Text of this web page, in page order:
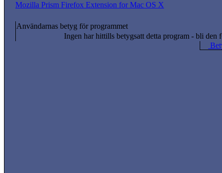
Mozilla Prism Firefox Extension for Mac OS X
Användarnas betyg för programmet
Ingen har hittills betygsatt detta program - bli den